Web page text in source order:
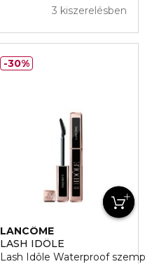
3 kiszerelésben
LANCÔME
LASH IDÔLE
Lash Idôle Waterproof
30%